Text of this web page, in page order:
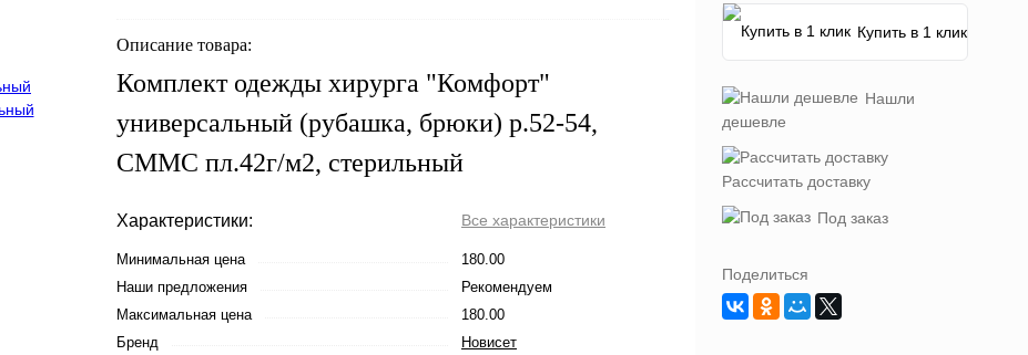
Описание товара:
Комплект одежды хирурга "Комфорт"
универсальный (рубашка, брюки) р.52-54,
СММС пл.42г/м2, стерильный
Характеристики: Все характеристики
Минимальная цена
180.00
Наши предложения
Рекомендуем
Максимальная цена
180.00
Бренд
Новисет
Купить в 1 клик
Нашли
дешевле
Рассчитать доставку
Под заказ
Поделиться